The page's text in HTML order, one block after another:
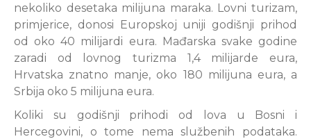
nekoliko desetaka milijuna maraka. Lovni turizam,
primjerice, donosi Europskoj uniji godišnji prihod
od oko 40 milijardi eura. Mađarska svake godine
zaradi od lovnog turizma 1,4 milijarde eura,
Hrvatska znatno manje, oko 180 milijuna eura, a
Srbija oko 5 milijuna eura.
Koliki su godišnji prihodi od lova u Bosni i
Hercegovini, o tome nema službenih podataka.